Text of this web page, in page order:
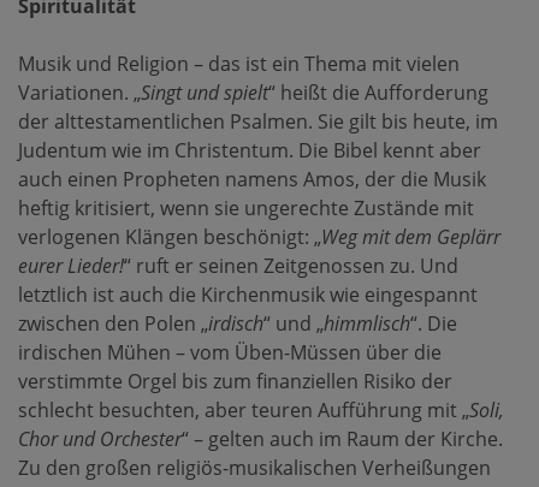
Spiritualität
Musik und Religion – das ist ein Thema mit vielen
Variationen. „Singt und spielt“ heißt die Aufforderung
der alttestamentlichen Psalmen. Sie gilt bis heute, im
Judentum wie im Christentum. Die Bibel kennt aber
auch einen Propheten namens Amos, der die Musik
heftig kritisiert, wenn sie ungerechte Zustände mit
verlogenen Klängen beschönigt: „Weg mit dem Geplärr
eurer Lieder!“ ruft er seinen Zeitgenossen zu. Und
letztlich ist auch die Kirchenmusik wie eingespannt
zwischen den Polen „irdisch“ und „himmlisch“. Die
irdischen Mühen – vom Üben-Müssen über die
verstimmte Orgel bis zum finanziellen Risiko der
schlecht besuchten, aber teuren Aufführung mit „Soli,
Chor und Orchester“ – gelten auch im Raum der Kirche.
Zu den großen religiös-musikalischen Verheißungen